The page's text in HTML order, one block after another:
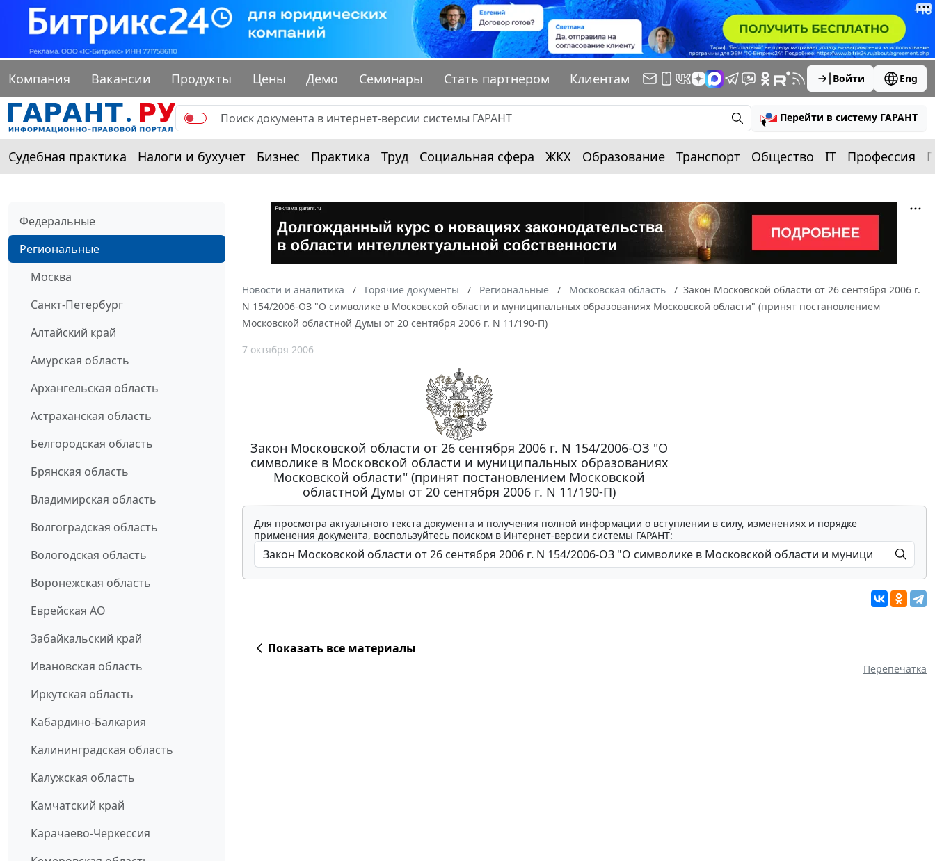
Компания Вакансии Продукты Цены Демо Семинары Стать партнером Клиентам Войти Eng
Перейти в систему ГАРАНТ
Судебная практика Налоги и бухучет Бизнес Практика Труд Социальная сфера ЖКХ Образование Транспорт Общество IT Профессия
Федеральные
Региональные
Москва
Санкт-Петербург
Алтайский край
Амурская область
Архангельская область
Астраханская область
Белгородская область
Брянская область
Владимирская область
Волгоградская область
Вологодская область
Воронежская область
Еврейская АО
Забайкальский край
Ивановская область
Иркутская область
Кабардино-Балкария
Калининградская область
Калужская область
Камчатский край
Карачаево-Черкессия
Новости и аналитика Горячие документы Региональные Московская область
Закон Московской области от 26 сентября 2006 г.
N 154/2006-ОЗ "О символике в Московской области и муниципальных образованиях Московской области" (принят постановлением
Московской областной Думы от 20 сентября 2006 г. N 11/190-П)
7 октября 2006
Закон Московской области от 26 сентября 2006 г. N 154/2006-ОЗ "О
символике в Московской области и муниципальных образованиях
Московской области" (принят постановлением Московской
областной Думы от 20 сентября 2006 г. N 11/190-П)
Для просмотра актуального текста документа и получения полной информации о вступлении в силу, изменениях и порядке
применения документа, воспользуйтесь поиском в Интернет-версии системы ГАРАНТ:
Показать все материалы
Перепечатка